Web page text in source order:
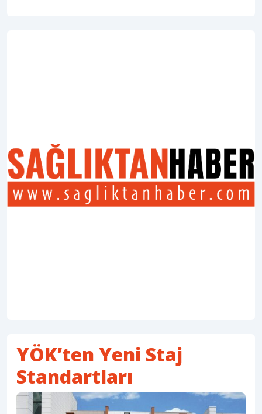
YÖK’ten Yeni Staj
Standartları